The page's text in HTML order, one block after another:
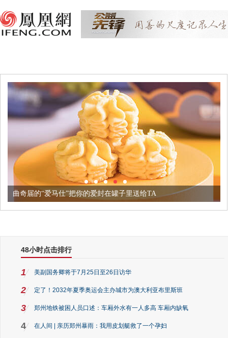
曲奇届的“爱马仕”把你的爱封在罐子里送给TA
48小时点击排行
1 美副国务卿将于7月25日至26日访华
2 定了！2032年夏季奥运会主办城市为澳大利亚布里斯班
3 郑州地铁被困人员口述：车厢外水有一人多高 车厢内缺氧
4 在人间 | 亲历郑州暴雨：我用皮划艇救了一个孕妇